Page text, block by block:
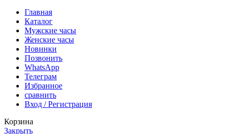
Главная
Каталог
Мужские часы
Женские часы
Новинки
Позвонить
WhatsApp
Телеграм
Избранное
сравнить
Вход / Регистрация
Корзина
Закрыть